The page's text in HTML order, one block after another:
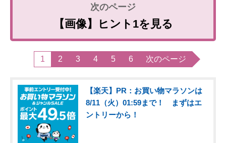
【画像】ヒント1を見る
1 2 3 4 5 6 次のページ
【楽天】PR：お買い物マラソンは
8/11（火）01:59まで！ まずはエ
ントリーから！